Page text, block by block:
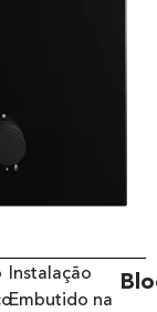
Instalação
Embutido na